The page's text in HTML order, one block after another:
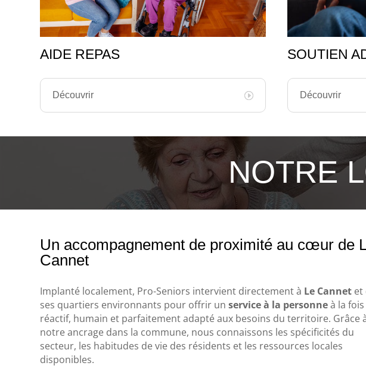
AIDE REPAS
Découvrir
SOUTIEN
Découvrir
NOTRE
Un accompagnement de proximité au cœur de
Cannet
Implanté localement, Pro-Seniors intervient directement à Le Cannet et
ses quartiers environnants pour offrir unservice à la personneà la fois
réactif, humain et parfaitement adapté aux besoins du territoire. Grâce
notre ancrage dans la commune, nous connaissons les spécificités du
secteur, les habitudes de vie des résidents et les ressources locales
disponibles.